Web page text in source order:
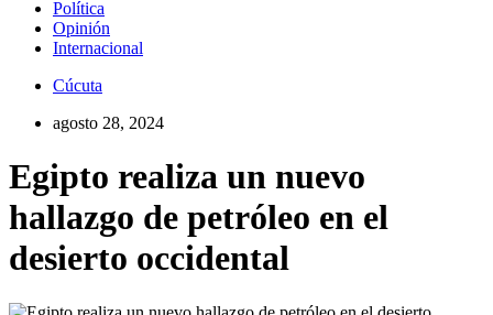
Política
Opinión
Internacional
Cúcuta
agosto 28, 2024
Egipto realiza un nuevo
hallazgo de petróleo en el
desierto occidental